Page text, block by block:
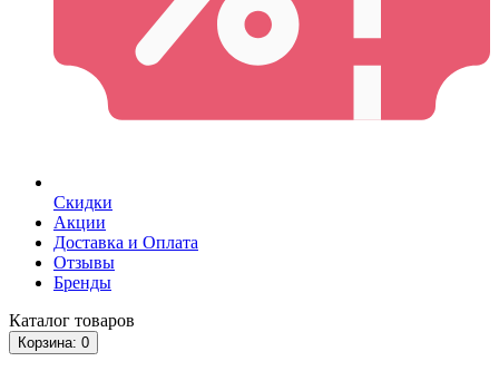
Скидки
Акции
Доставка и Оплата
Отзывы
Бренды
Каталог товаров
Корзина: 0